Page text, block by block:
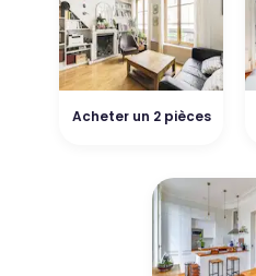
Acheter un 2 pièces